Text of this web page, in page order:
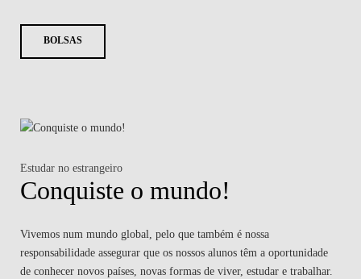
BOLSAS
Estudar no estrangeiro
Conquiste o mundo!
Vivemos num mundo global, pelo que também é nossa
responsabilidade assegurar que os nossos alunos têm a oportunidade
de conhecer novos países, novas formas de viver, estudar e trabalhar.